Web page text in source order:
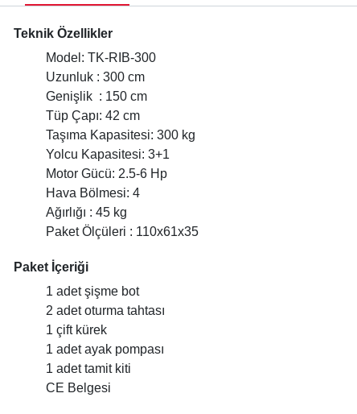
Teknik Özellikler
Model: TK-RIB-300
Uzunluk : 300 cm
Genişlik : 150 cm
Tüp Çapı: 42 cm
Taşıma Kapasitesi: 300 kg
Yolcu Kapasitesi: 3+1
Motor Gücü: 2.5-6 Hp
Hava Bölmesi: 4
Ağırlığı : 45 kg
Paket Ölçüleri : 110x61x35
Paket İçeriği
1 adet şişme bot
2 adet oturma tahtası
1 çift kürek
1 adet ayak pompası
1 adet tamit kiti
CE Belgesi